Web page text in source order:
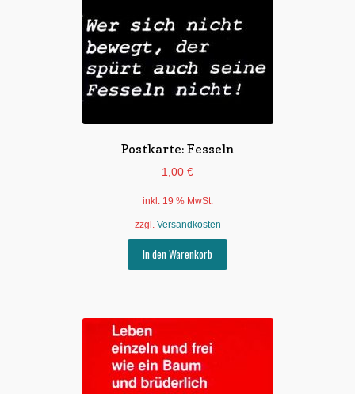
Postkarte: Fesseln
1,00 €
inkl. 19 % MwSt.
zzgl. Versandkosten
In den Warenkorb